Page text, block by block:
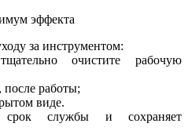
эффекта
за инструментом:
очистите рабочую
после работы;
виде.
срок службы и сохраняет